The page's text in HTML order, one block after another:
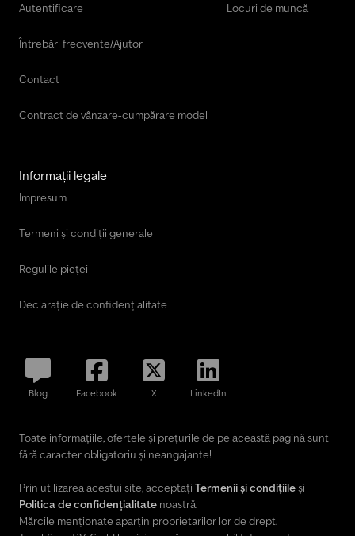
Autentificare
Întrebări frecvente/Ajutor
Contact
Contract de vânzare-cumpărare model
Locuri de muncă
Informații legale
Impresum
Termeni și condiții generale
Regulile pieței
Declarație de confidențialitate
Blog Facebook X LinkedIn
Toate informațiile, ofertele și prețurile de pe această pagină sunt
fără caracter obligatoriu și neangajante!
Prin utilizarea acestui site, acceptați Termenii și condițiileși
Politica de confidențialitate noastră.
Mărcile menționate aparțin proprietarilor lor de drept.